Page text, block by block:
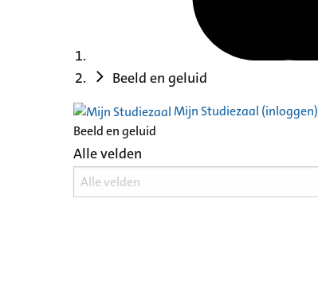
Beeld en geluid
Mijn Studiezaal (inloggen)
Beeld en geluid
Alle velden